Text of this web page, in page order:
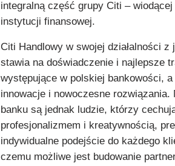
integralną część grupy Citi – wiodącej
instytucji finansowej.
Citi Handlowy w swojej działalności z
stawia na doświadczenie i najlepsze
występujące w polskiej bankowości,
innowacje i nowoczesne rozwiązania.
banku są jednak ludzie, którzy
profesjonalizmem i kreatywnością,
indywidualne podejście do każdego
czemu możliwe jest budowanie